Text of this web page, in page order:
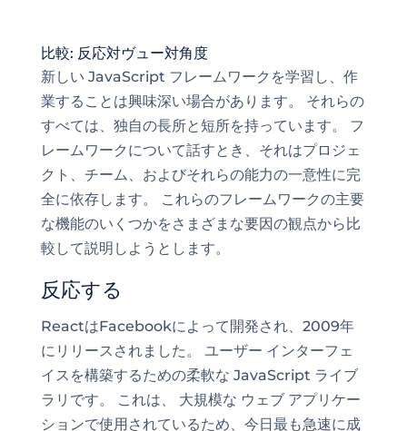
比較: 反応対ヴュー対角度
新しい JavaScript フレームワークを学習し、作
業することは興味深い場合があります。 それらの
すべては、独自の長所と短所を持っています。 フ
レームワークについて話すとき、それはプロジェ
クト、チーム、およびそれらの能力の一意性に完
全に依存します。
これらのフレームワークの主要
な機能のいくつかをさまざまな要因の観点から比
較して説明しようとします。
反応する
ReactはFacebookによって開発され、2009年
にリリースされました。 ユーザー インターフェ
イスを構築するための柔軟な JavaScript ライブ
ラリです。 これは、 大規模な ウェブ アプリケー
ションで使用されているため、今日最も急速に成